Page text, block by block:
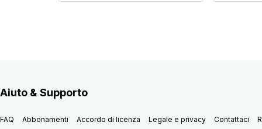
Aiuto & Supporto
FAQ Abbonamenti Accordo di licenza Legale e privacy Contattaci